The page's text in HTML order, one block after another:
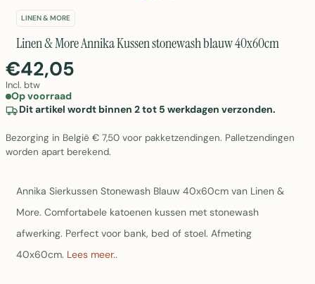
LINEN & MORE
Linen & More Annika Kussen stonewash blauw 40x60cm
€42,05
Incl. btw
Op voorraad
Dit artikel wordt binnen 2 tot 5 werkdagen verzonden.
Bezorging in België € 7,50 voor pakketzendingen. Palletzendingen
worden apart berekend.
Annika Sierkussen Stonewash Blauw 40x60cm van Linen &
More. Comfortabele katoenen kussen met stonewash
afwerking. Perfect voor bank, bed of stoel. Afmeting
40x60cm. Lees meer..